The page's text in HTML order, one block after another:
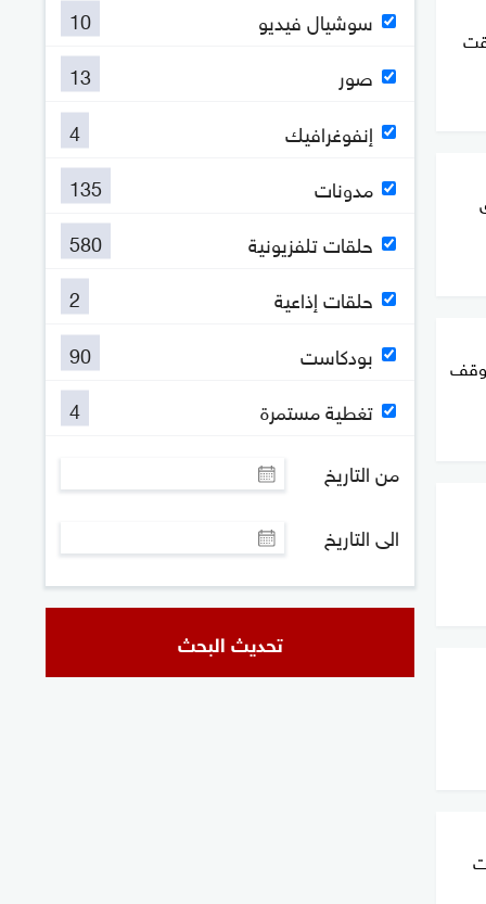
سوشيال فيديو
10
صور
13
إنفوغرافيك
4
مدونات
135
حلقات تلفزيونية
580
حلقات إذاعية
2
بودكاست
90
تغطية مستمرة
4
من التاريخ
الى التاريخ
تحديث البحث